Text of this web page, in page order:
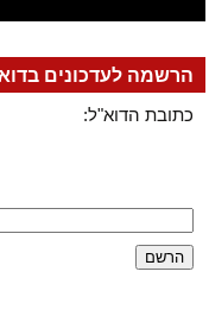
הרשמה לעדכונים בדוא"ל
כתובת הדוא"ל: